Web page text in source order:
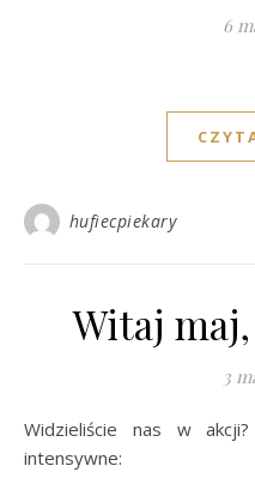
6
hufiecpiekary
Witaj
3
Widzieliście nas w akcji? Obchody jak co roku były
intensywne: